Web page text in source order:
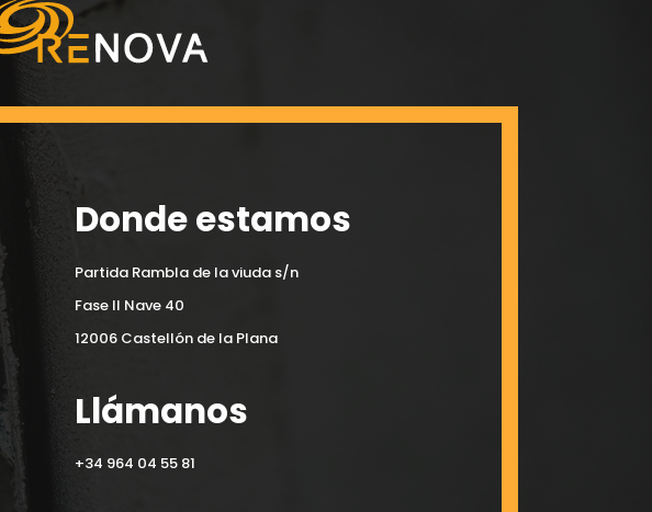
Donde estamos
Partida Rambla de la viuda s/n
Fase II Nave 40
12006 Castellón de la Plana
Llámanos
+34 964 04 55 81